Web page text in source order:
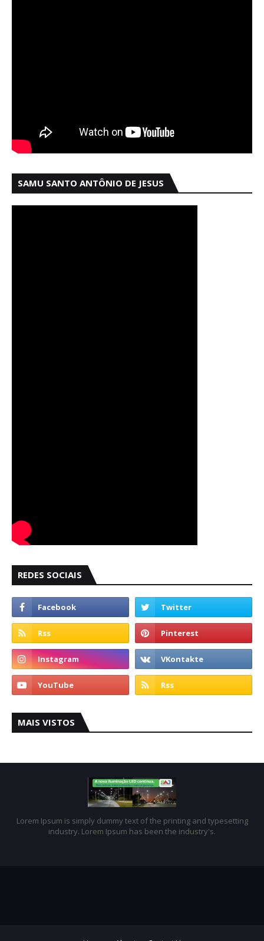
SAMU SANTO ANTÔNIO DE JESUS
REDES SOCIAIS
MAIS VISTOS
Lorem Ipsum is simply dummy text of the printing and typesetting
industry. Lorem Ipsum has been the industry's.